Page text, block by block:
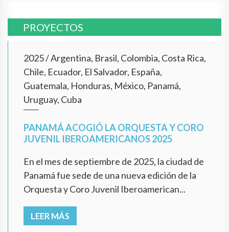
PROYECTOS
2025/Argentina, Brasil, Colombia, Costa Rica,
Chile, Ecuador, El Salvador, España,
Guatemala, Honduras, México, Panamá,
Uruguay, Cuba
PANAMÁ ACOGIÓ LA ORQUESTA Y CORO
JUVENIL IBEROAMERICANOS 2025
En el mes de septiembre de 2025, la ciudad de
Panamá fue sede de una nueva edición de la
Orquesta y Coro Juvenil Iberoamerican...
LEER MÁS